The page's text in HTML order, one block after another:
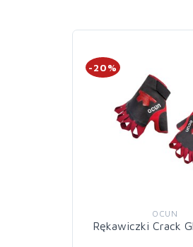
-20%
OCUN
Rękawiczki Crack